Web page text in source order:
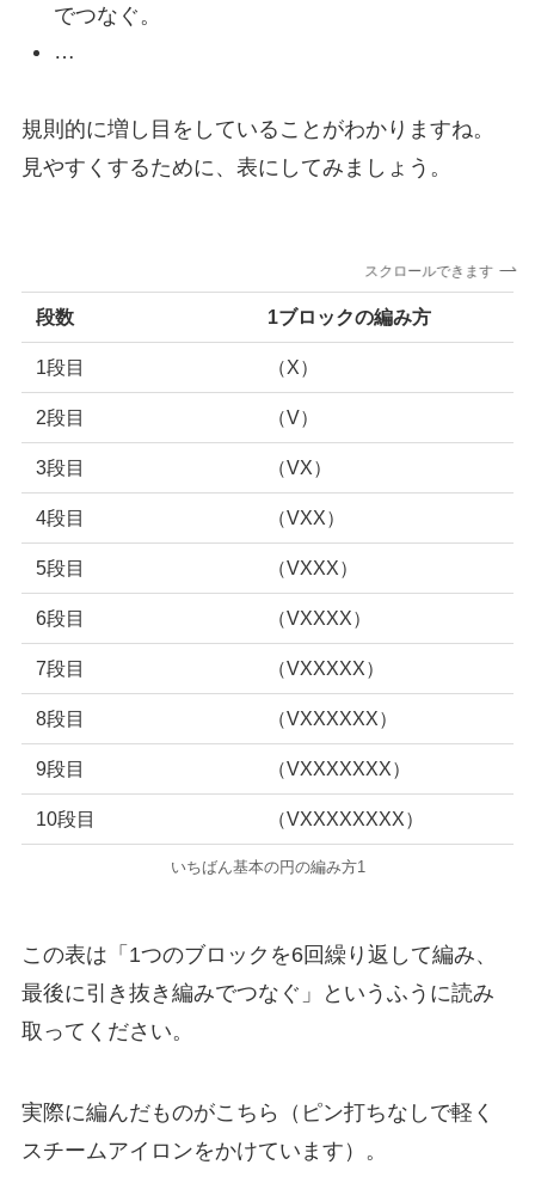
でつなぐ。
…
規則的に増し目をしていることがわかりますね。
見やすくするために、表にしてみましょう。
スクロールできます
段数 1ブロックの編み方
1段目 （X）
2段目 （V）
3段目 （VX）
4段目 （VXX）
5段目 （VXXX）
6段目 （VXXXX）
7段目 （VXXXXX）
8段目 （VXXXXXX）
9段目 （VXXXXXXX）
10段目 （VXXXXXXXX）
いちばん基本の円の編み方1
この表は「1つのブロックを6回繰り返して編み、
最後に引き抜き編みでつなぐ」というふうに読み
取ってください。
実際に編んだものがこちら（ピン打ちなしで軽く
スチームアイロンをかけています）。